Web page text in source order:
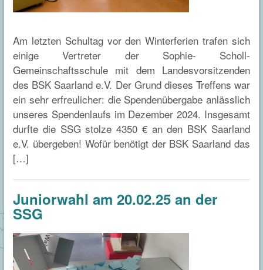
Am letzten Schultag vor den Winterferien trafen sich
einige Vertreter der Sophie- Scholl-
Gemeinschaftsschule mit dem Landesvorsitzenden
des BSK Saarland e.V. Der Grund dieses Treffens war
ein sehr erfreulicher: die Spendenübergabe anlässlich
unseres Spendenlaufs im Dezember 2024. Insgesamt
durfte die SSG stolze 4350 € an den BSK Saarland
e.V. übergeben! Wofür benötigt der BSK Saarland das
[…]
Juniorwahl am 20.02.25 an der
SSG